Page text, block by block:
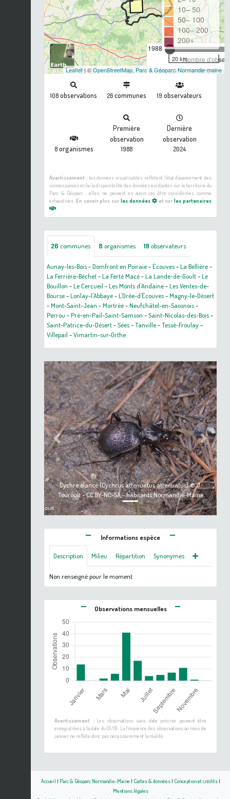
1988
Nombre
10– 50
50– 100
100– 200
200+
20 km
Leaflet| ©OpenStreetMap, Parc & Géoparc Normandie-maine
108observations 26communes 19 observateurs
8organismes
Première
observation
1988
Dernière
observation
2024
Avertissement :les données visualisables reflètent l'état d'avancement des
connaissances et/ou la disponibilité des données existantes sur le territoire du
Parc & Géoparc : elles ne peuvent en aucun cas être considérées comme
exhaustives. En savoir plus sur les données et surles partenaires
26 communes 8 organismes 19 observateurs
Aunay-les-Bois-Domfront en Poiraie-Écouves-La Bellière-
La Ferrière-Béchet-La Ferté Macé-La Lande-de-Goult-Le
Bouillon -Le Cercueil -Les Monts d'Andaine-Les Ventes-de-
Bourse-Lonlay-l'Abbaye-L'Orée-d'Écouves-Magny-le-Désert
-Mont-Saint-Jean -Mortrée-Neufchâtel-en-Saosnois-
Perrou -Pré-en-Pail-Saint-Samson -Saint-Nicolas-des-Bois-
Saint-Patrice-du-Désert-Sées-Tanville-Tessé-Froulay-
Villepail -Vimartin-sur-Orthe
Cychre élancé (Cychrus attenuatus attenuatus) © J.
Touroult - CC BY-NC-SA - habitants Normandie-Maine
Previous Next
Informations espèce
Description Milieu Répartition Synonymes
Non renseigné pour le moment
Observations mensuelles
Avertissement :Les observations sans date précise peuvent être
enregistrées à la date du 01/01. La fréquence des observations au mois de
janvier ne reflète donc pas nécessairement la réalité.
Accueil | Parc & Géoparc Normandie-Maine | Cartes & données| Conception et crédits|
Mentions légales